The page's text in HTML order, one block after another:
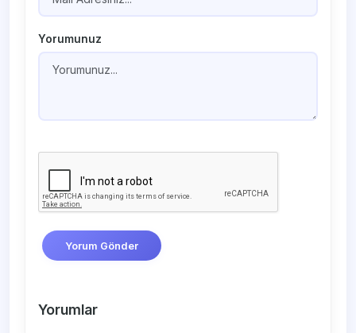
Yorumunuz
Yorum Gönder
Yorumlar